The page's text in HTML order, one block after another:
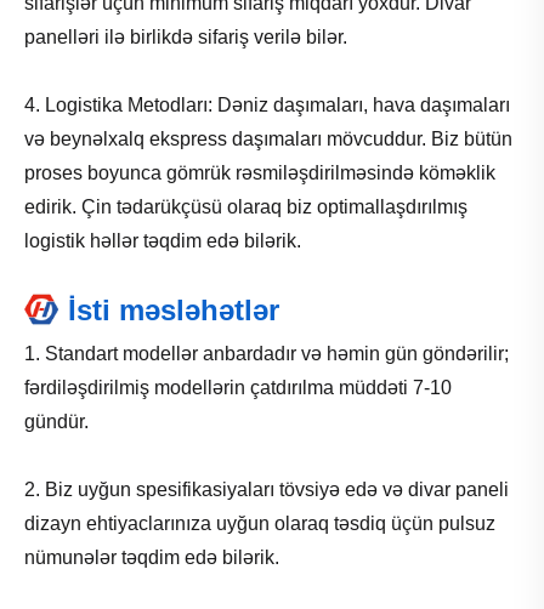
panelləri ilə birlikdə sifariş verilə bilər.
4. Logistika Metodları: Dəniz daşımaları, hava daşımaları
və beynəlxalq ekspress daşımaları mövcuddur. Biz bütün
proses boyunca gömrük rəsmiləşdirilməsində köməklik
edirik. Çin tədarükçüsü olaraq biz optimallaşdırılmış
logistik həllər təqdim edə bilərik.
İsti məsləhətlər
1. Standart modellər anbardadır və həmin gün göndərilir;
fərdiləşdirilmiş modellərin çatdırılma müddəti 7-10
gündür.
2. Biz uyğun spesifikasiyaları tövsiyə edə və divar paneli
dizayn ehtiyaclarınıza uyğun olaraq təsdiq üçün pulsuz
nümunələr təqdim edə bilərik.